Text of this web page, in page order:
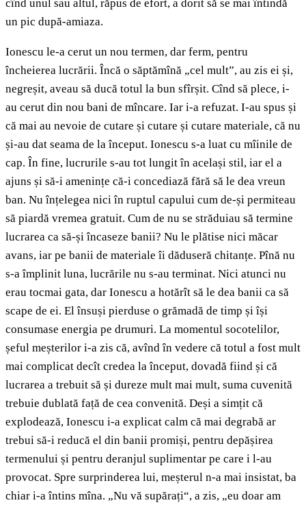
cînd unul sau altul, răpus de efort, a dorit să se mai întindă
un pic după-amiaza.
Ionescu le-a cerut un nou termen, dar ferm, pentru
încheierea lucrării. Încă o săptămînă „cel mult”, au zis ei și,
negreșit, aveau să ducă totul la bun sfîrșit. Cînd să plece, i-
au cerut din nou bani de mîncare. Iar i-a refuzat. I-au spus și
că mai au nevoie de cutare și cutare și cutare materiale, că nu
și-au dat seama de la început. Ionescu s-a luat cu mîinile de
cap. În fine, lucrurile s-au tot lungit în același stil, iar el a
ajuns și să-i amenințe că-i concediază fără să le dea vreun
ban. Nu înțelegea nici în ruptul capului cum de-și permiteau
să piardă vremea gratuit. Cum de nu se străduiau să termine
lucrarea ca să-și încaseze banii? Nu le plătise nici măcar
avans, iar pe banii de materiale îi dăduseră chitanțe. Pînă nu
s-a împlinit luna, lucrările nu s-au terminat. Nici atunci nu
erau tocmai gata, dar Ionescu a hotărît să le dea banii ca să
scape de ei. El însuși pierduse o grămadă de timp și își
consumase energia pe drumuri. La momentul socotelilor,
șeful meșterilor i-a zis că, avînd în vedere că totul a fost mult
mai complicat decît credea la început, dovadă fiind și că
lucrarea a trebuit să și dureze mult mai mult, suma cuvenită
trebuie dublată față de cea convenită. Deși a simțit că
explodează, Ionescu i-a explicat calm că mai degrabă ar
trebui să-i reducă el din banii promiși, pentru depășirea
termenului și pentru deranjul suplimentar pe care i l-au
provocat. Spre surprinderea lui, meșterul n-a mai insistat, ba
chiar i-a întins mîna. „Nu vă supărați“, a zis, „eu doar am